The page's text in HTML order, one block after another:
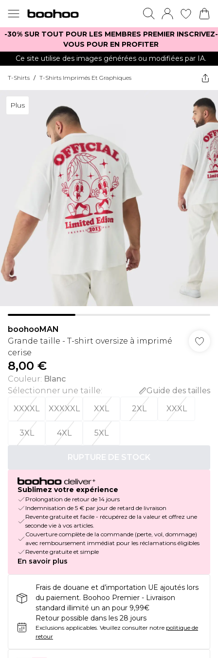
-30% SUR TOUT POUR LES MEMBRES PREMIER INSCRIVEZ-
VOUS POUR EN PROFITER
Ce site utilise des images générées ou modifiées par IA.
T-Shirts / T-Shirts Imprimés Et Graphiques
Plus
boohooMAN
Grande taille - T-shirt oversize à imprimé
cerise
8,00 €
Couleur: Blanc
Sélectionner une taille:
Guide des tailles
XXXXL
XXXXXL XXL 2XL XXXL
3XL 4XL 5XL
RUPTURE DE STOCK
Sublimez votre expérience
Prolongation de retour de 14 jours
Indemnisation de 5 € par jour de retard de livraison
Revente gratuite et facile - récupérez de la valeur et offrez une
seconde vie à vos articles.
Couverture complète de la commande (perte, vol, dommage)
avec remboursement immédiat pour les réclamations éligibles
Revente gratuite et simple
En savoir plus
Frais de douane et d’importation UE ajoutés lors
du paiement. Boohoo Premier - Livraison
standard illimité un an pour 9,99€
Retour possible dans les 28 jours
Exclusions applicables. Veuillez consulter notre politique de
retour